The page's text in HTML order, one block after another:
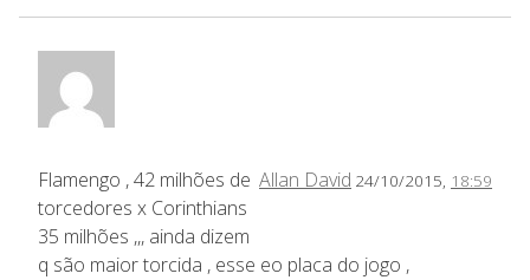
Allan David 24/10/2015, 18:59
Flamengo , 42 milhões de
torcedores x Corinthians
35 milhões ,,, ainda dizem
q são maior torcida , esse eo placa do jogo ,